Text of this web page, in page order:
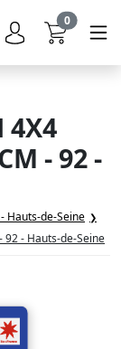
0
4X4
- 92 -
Hauts-de-Seine
92 - Hauts-de-Seine